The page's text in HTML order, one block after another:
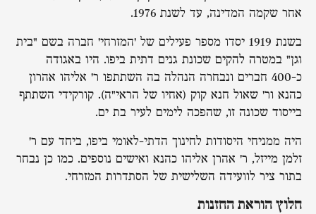
אחר שקמה המדינה, עד לשנת 1976.
בשנת 1919 יסדו מספר פעילים של 'המזרחי' חברה בשם "בית
וגן" במטרה להקים שכונת גנים דתית ביפו. היו באגודה
כ-400 חברים ונבחרה הנהלה בה השתתפו ר' אליהו אהרון
כהנא ור' שאול חנא קוק (אחיו של הראי"ה). קורקידי השתתף
בייסוד שכונה זו, שהפכה לימים לעיר בת ים.
היה ממניחי היסודות לחינוך הדתי-לאומי ביפו, ביחד עם ר'
זלמן מייזל, ר' אהרן אליהו כהנא ואישים נוספים. כמו כן נבחר
בתור ציר לוועידה השלישית של הסתדרות המזרחי.
חלוץ הוראת החזנות